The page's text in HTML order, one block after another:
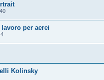
per aerei
Kolinsky